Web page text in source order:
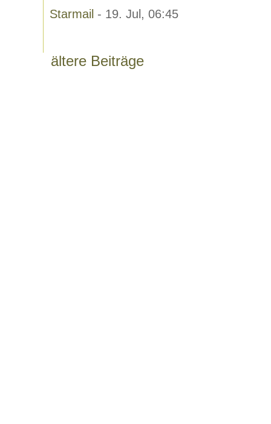
Starmail - 19. Jul, 06:45
ältere Beiträge